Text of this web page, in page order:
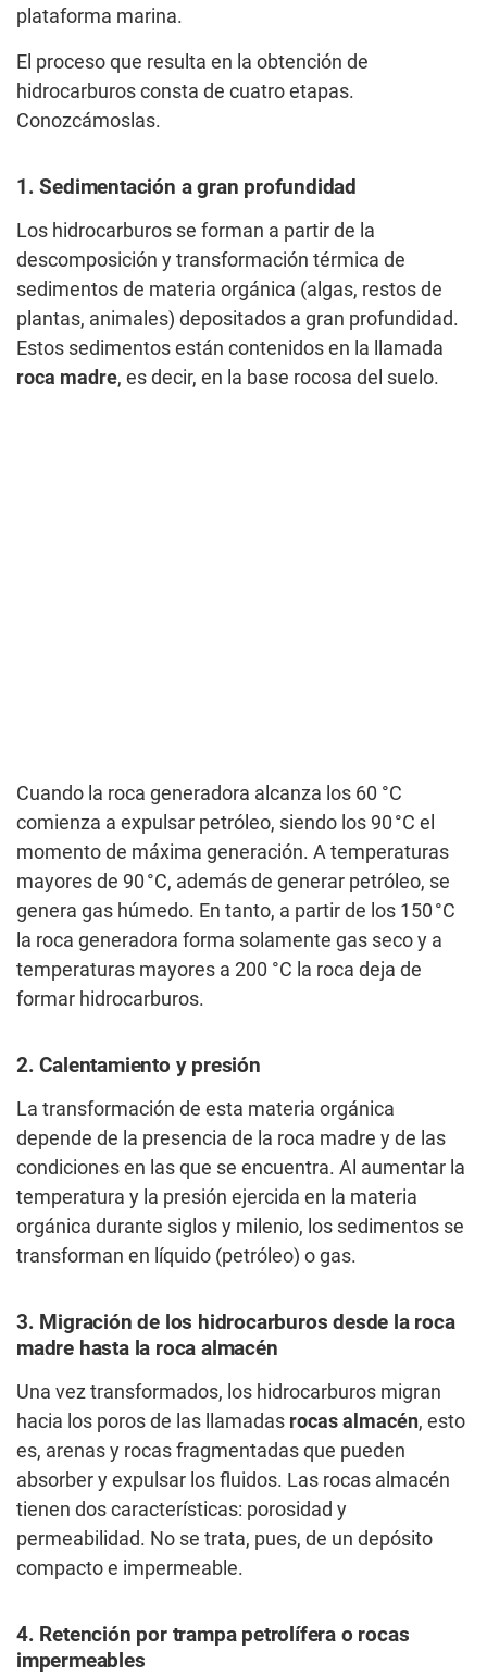
plataforma marina.
El proceso que resulta en la obtención de
hidrocarburos consta de cuatro etapas.
Conozcámoslas.
1. Sedimentación a gran profundidad
Los hidrocarburos se forman a partir de la
descomposición y transformación térmica de
sedimentos de materia orgánica (algas, restos de
plantas, animales) depositados a gran profundidad.
Estos sedimentos están contenidos en la llamada
roca madre, es decir, en la base rocosa del suelo.
Cuando la roca generadora alcanza los 60 °C
comienza a expulsar petróleo, siendo los 90 °C el
momento de máxima generación. A temperaturas
mayores de 90 °C, además de generar petróleo, se
genera gas húmedo. En tanto, a partir de los 150 °C
la roca generadora forma solamente gas seco y a
temperaturas mayores a 200 °C la roca deja de
formar hidrocarburos.
2. Calentamiento y presión
La transformación de esta materia orgánica
depende de la presencia de la roca madre y de las
condiciones en las que se encuentra. Al aumentar la
temperatura y la presión ejercida en la materia
orgánica durante siglos y milenio, los sedimentos se
transforman en líquido (petróleo) o gas.
3. Migración de los hidrocarburos desde la roca
madre hasta la roca almacén
Una vez transformados, los hidrocarburos migran
hacia los poros de las llamadas rocas almacén, esto
es, arenas y rocas fragmentadas que pueden
absorber y expulsar los fluidos. Las rocas almacén
tienen dos características: porosidad y
permeabilidad. No se trata, pues, de un depósito
compacto e impermeable.
4. Retención por trampa petrolífera o rocas
impermeables